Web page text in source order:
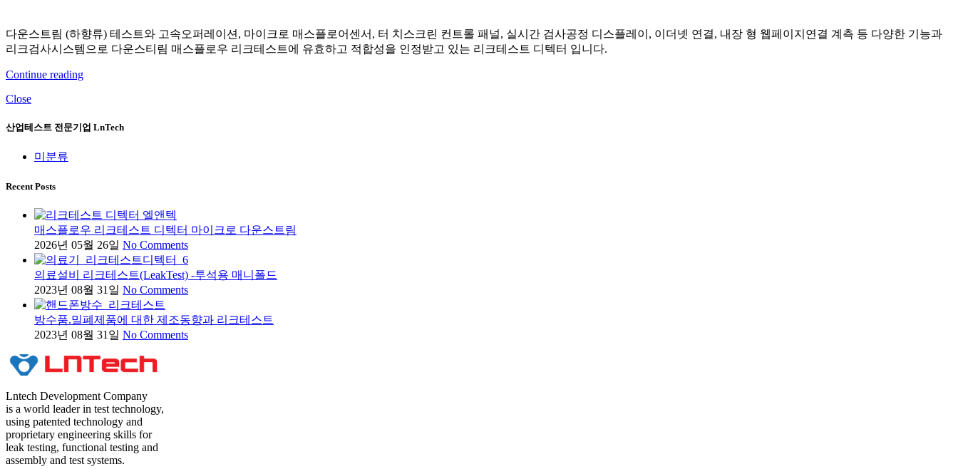
다운스트림 (하향류) 테스트와 고속오퍼레이션, 마이크로 매스플로어센서, 터 치스크린 컨트롤 패널, 실시간 검사공정 디스플레이, 이더넷 연결, 내장 형 웹페이지연결 계측 등 다양한 기능과
리크검사시스템으로 다운스티림 매스플로우 리크테스트에 유효하고 적합성을 인정받고 있는 리크테스트 디텍터 입니다.
Continue reading
Close
산업테스트 전문기업 LnTech
미분류
Recent Posts
매스플로우 리크테스트 디텍터 마이크로 다운스트림
2026년 05월 26일 No Comments
의료설비 리크테스트(LeakTest) -투석용 매니폴드
2023년 08월 31일 No Comments
방수품.밀폐제품에 대한 제조동향과 리크테스트
2023년 08월 31일 No Comments
Lntech Development Company
is a world leader in test technology,
using patented technology and
proprietary engineering skills for
leak testing, functional testing and
assembly and test systems.